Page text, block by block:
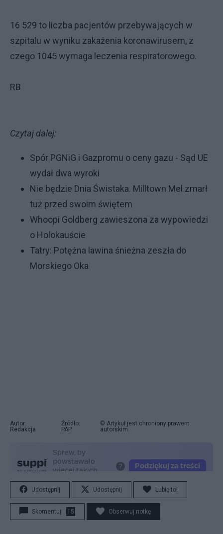
16 529 to liczba pacjentów przebywających w
szpitalu w wyniku zakażenia koronawirusem, z
czego 1045 wymaga leczenia respiratorowego.
RB
Czytaj dalej:
Spór PGNiG i Gazpromu o ceny gazu - Sąd UE
wydał dwa wyroki
Nie będzie Dnia Świstaka. Milltown Mel zmarł
tuż przed swoim świętem
Whoopi Goldberg zawieszona za wypowiedzi
o Holokauście
Tatry: Potężna lawina śnieżna zeszła do
Morskiego Oka
Autor:
Redakcja
Źródło:
PAP
© Artykuł jest chroniony prawem
autorskim.
Udostępnij Udostępnij Lubię to!
Skomentuj 15 Obserwuj notkę